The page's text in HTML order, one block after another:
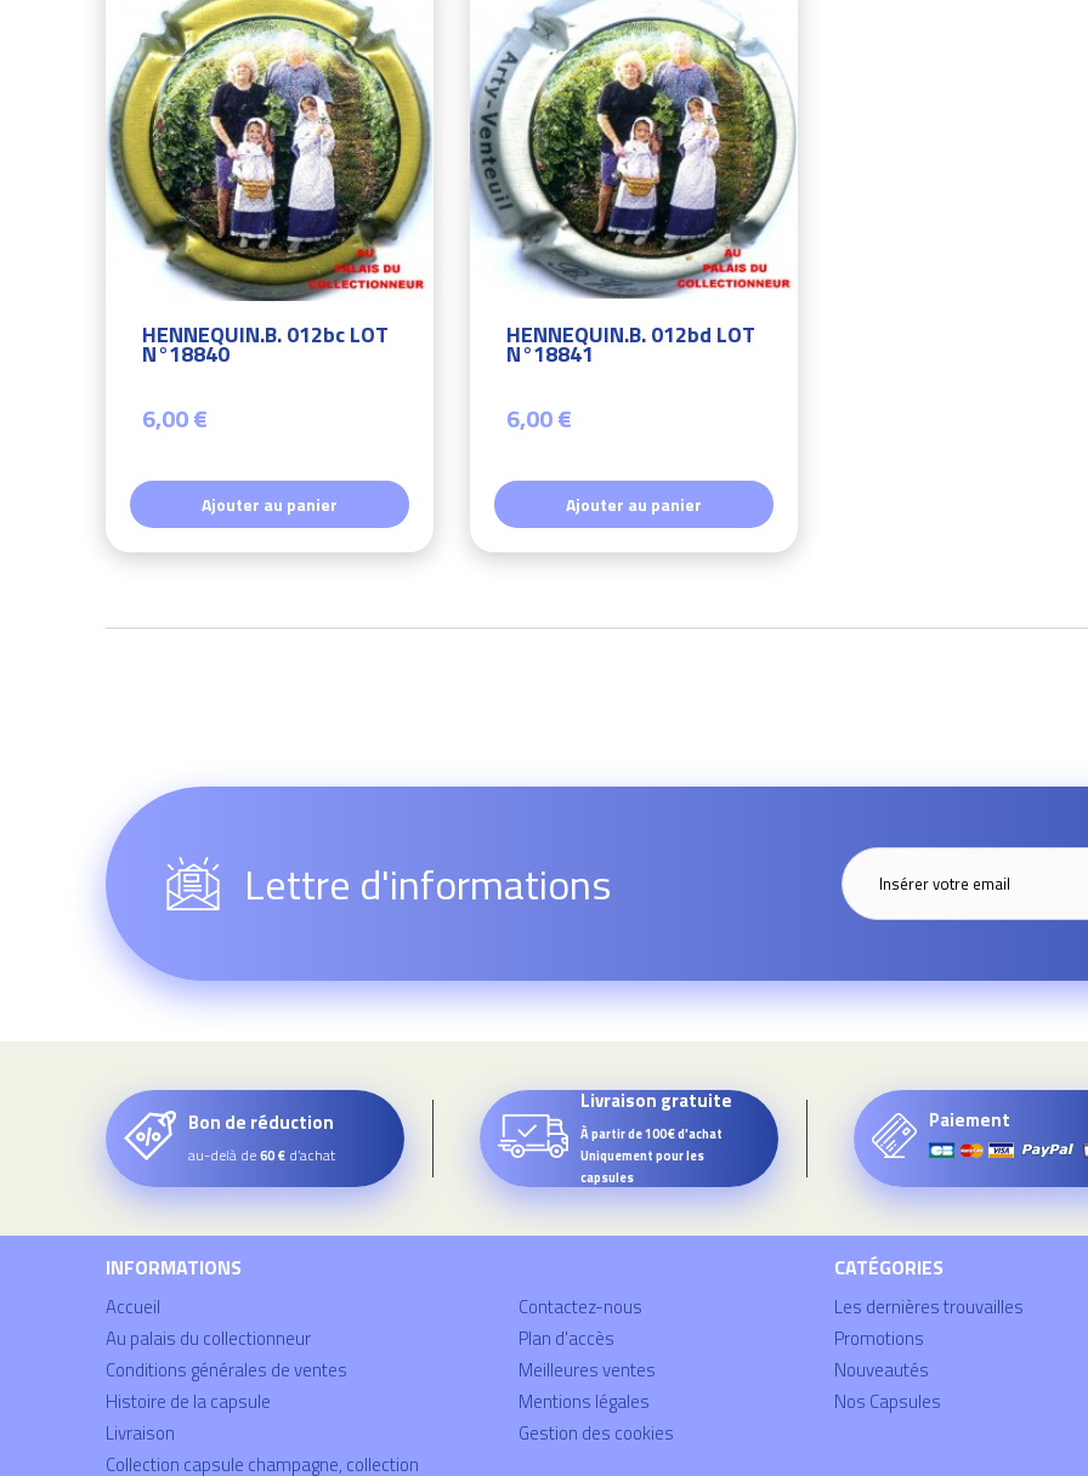
HENNEQUIN.B. 012bc LOT
N°18840
6,00 €
Ajouter au panier
HENNEQUIN.B. 012bd LOT
N°18841
6,00 €
Ajouter au panier
Lettre d'informations
Bon de réduction
au-delà de60 € d’achat
Livraison gratuite
À partir de 100€ d'achat
Uniquement pour les
capsules
Paiement
INFORMATIONS
Accueil
Au palais du collectionneur
Conditions générales de ventes
Histoire de la capsule
Livraison
Collection capsule champagne, collection
Contactez-nous
Plan d'accès
Meilleures ventes
Mentions légales
Gestion des cookies
CATÉGORIES
Les dernières trouvailles
Promotions
Nouveautés
Nos Capsules